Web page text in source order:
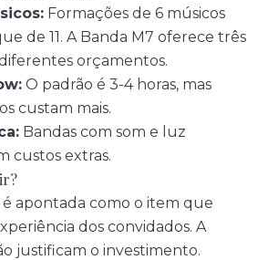
Formações de 6 músicos
de 11. A Banda M7 oferece três
orçamentos.
O padrão é 3-4 horas, mas
custam mais.
Bandas com som e luz
custos extras.
é apontada como o item que
dos convidados. A
justificam o investimento.